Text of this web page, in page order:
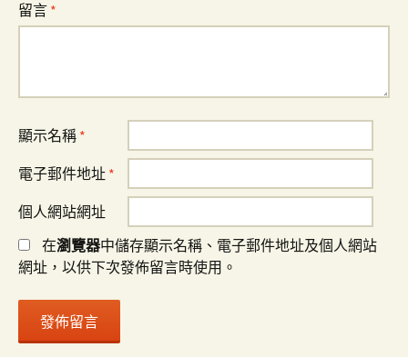
留言 *
顯示名稱 *
電子郵件地址 *
個人網站網址
在瀏覽器中儲存顯示名稱、電子郵件地址及個人網站
網址，以供下次發佈留言時使用。